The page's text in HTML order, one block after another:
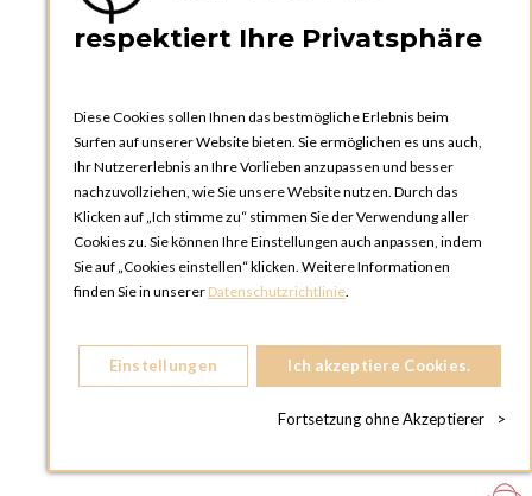
ZUR ANFRAGE HINZUFÜGEN
Stuhl Montaigne geflochten
respektiert Ihre Privatsphäre
Diese Cookies sollen Ihnen das bestmögliche Erlebnis beim
Surfen auf unserer Website bieten. Sie ermöglichen es uns auch,
Ihr Nutzererlebnis an Ihre Vorlieben anzupassen und besser
nachzuvollziehen, wie Sie unsere Website nutzen. Durch das
Klicken auf „Ich stimme zu“ stimmen Sie der Verwendung aller
Cookies zu. Sie können Ihre Einstellungen auch anpassen, indem
Sie auf „Cookies einstellen“ klicken. Weitere Informationen
finden Sie in unserer Datenschutzrichtlinie.
Einstellungen Ich akzeptiere Cookies.
Fortsetzung ohne Akzeptierer >